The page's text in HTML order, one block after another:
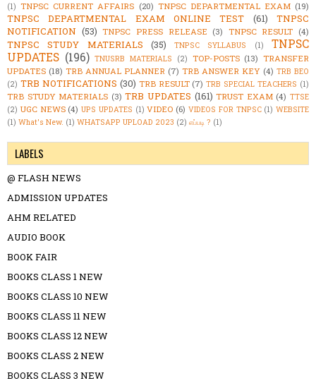
(1) TNPSC CURRENT AFFAIRS (20) TNPSC DEPARTMENTAL EXAM (19)
TNPSC DEPARTMENTAL EXAM ONLINE TEST (61)
TNPSC
NOTIFICATION (53) TNPSC PRESS RELEASE (3) TNPSC RESULT (4)
TNPSC STUDY MATERIALS (35) TNPSC SYLLABUS (1)
TNPSC
UPDATES (196) TNUSRB MATERIALS (2) TOP-POSTS (13) TRANSFER
UPDATES (18) TRB ANNUAL PLANNER (7) TRB ANSWER KEY (4) TRB BEO
(2) TRB NOTIFICATIONS (30) TRB RESULT (7) TRB SPECIAL TEACHERS (1)
TRB STUDY MATERIALS (3) TRB UPDATES (161) TRUST EXAM (4) TTSE
(2) UGC NEWS (4) UPS UPDATES (1) VIDEO (6) VIDEOS FOR TNPSC (1) WEBSITE
(1) What's New. (1) WHATSAPP UPLOAD 2023 (2) எப்படி ? (1)
LABELS
@ FLASH NEWS
ADMISSION UPDATES
AHM RELATED
AUDIO BOOK
BOOK FAIR
BOOKS CLASS 1 NEW
BOOKS CLASS 10 NEW
BOOKS CLASS 11 NEW
BOOKS CLASS 12 NEW
BOOKS CLASS 2 NEW
BOOKS CLASS 3 NEW